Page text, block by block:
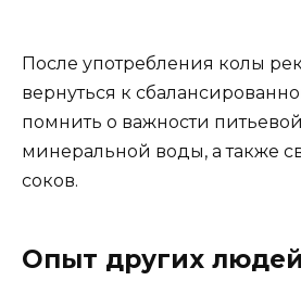
После употребления колы
вернуться к
помнить о важности
минеральной воды, а также
соков.
Опыт других людей